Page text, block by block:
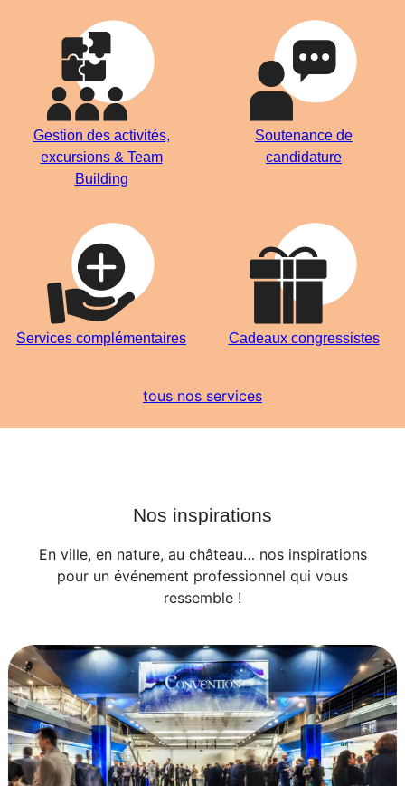
Gestion des activités,
excursions & Team
Building
Soutenance de
candidature
Services complémentaires Cadeaux congressistes
tous nos services
Nos inspirations
En ville, en nature, au château… nos inspirations
pour un événement professionnel qui vous
ressemble !